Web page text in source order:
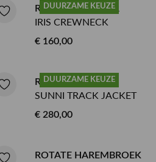
DUURZAME KEUZE
ROTATE SWEATER
IRIS CREWNECK
€ 160,00
DUURZAME KEUZE
ROTATE JASJE
SUNNI TRACK JACKET
€ 280,00
ROTATE HAREMBROEK